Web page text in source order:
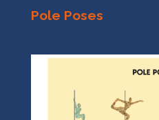
Pole Poses